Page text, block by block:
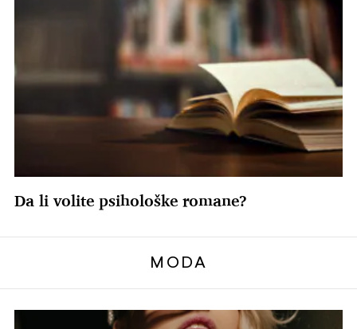
Da li volite psihološke romane?
MODA